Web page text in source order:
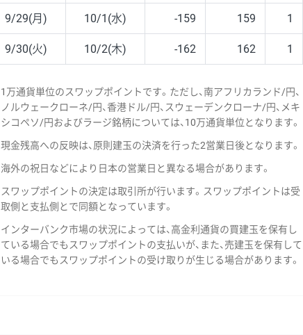
9/29(月) 10/1(水) -159 159 1
9/30(火) 10/2(木) -162 162 1
1万通貨単位のスワップポイントです。ただし、南アフリカランド/円、
ノルウェークローネ/円、香港ドル/円、スウェーデンクローナ/円、メキ
シコペソ/円およびラージ銘柄については、10万通貨単位となります。
現金残高への反映は、原則建玉の決済を行った2営業日後となります。
海外の祝日などにより日本の営業日と異なる場合があります。
スワップポイントの決定は取引所が行います。スワップポイントは受
取側と支払側とで同額となっています。
インターバンク市場の状況によっては、高金利通貨の買建玉を保有し
ている場合でもスワップポイントの支払いが、また、売建玉を保有して
いる場合でもスワップポイントの受け取りが生じる場合があります。